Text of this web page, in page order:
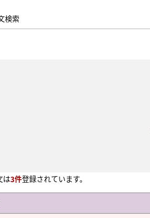
検索
は3件登録されています。